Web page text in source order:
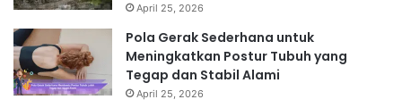
April 25, 2026
Pola Gerak Sederhana untuk
Meningkatkan Postur Tubuh yang
Tegap dan Stabil Alami
April 25, 2026